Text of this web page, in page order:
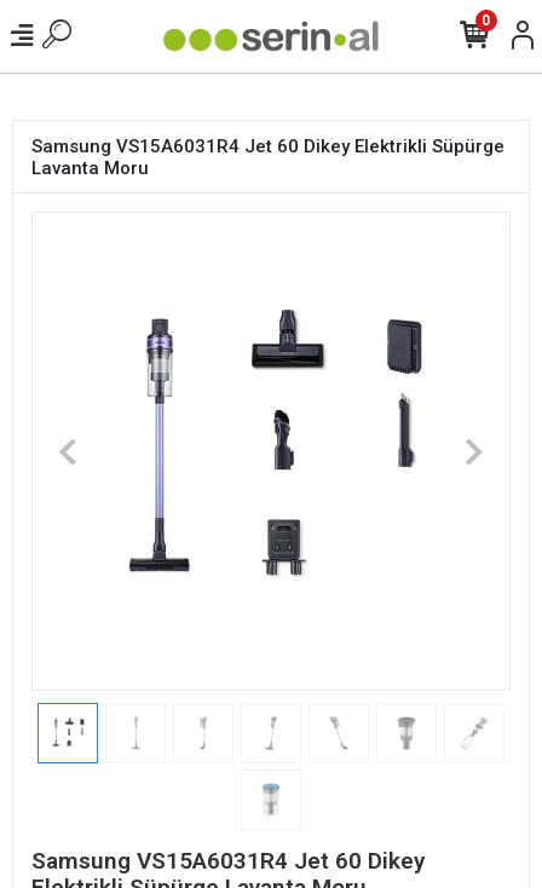
0
Samsung VS15A6031R4 Jet 60 Dikey Elektrikli Süpürge
Lavanta Moru
Samsung VS15A6031R4 Jet 60 Dikey